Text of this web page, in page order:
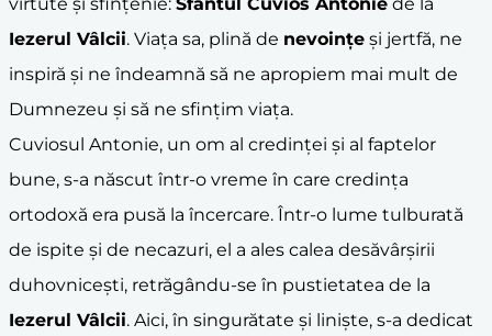
Iezerul Vâlcii. Viața sa, plină de nevoințe și jertfă, ne
inspiră și ne îndeamnă să ne apropiem mai mult de
Dumnezeu și să ne sfințim viața.
Cuviosul Antonie, un om al credinței și al faptelor
bune, s-a născut într-o vreme în care credința
ortodoxă era pusă la încercare. Într-o lume tulburată
de ispite și de necazuri, el a ales calea desăvârșirii
duhovnicești, retrăgându-se în pustietatea de la
Iezerul Vâlcii. Aici, în singurătate și liniște, s-a dedicat